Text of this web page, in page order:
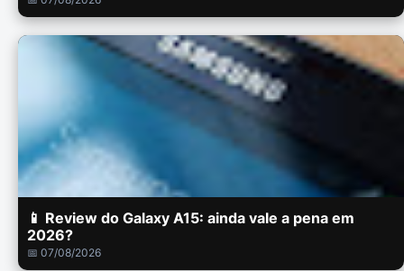
📱 Review do Galaxy A15: ainda vale a pena em
2026?
📅 07/08/2026